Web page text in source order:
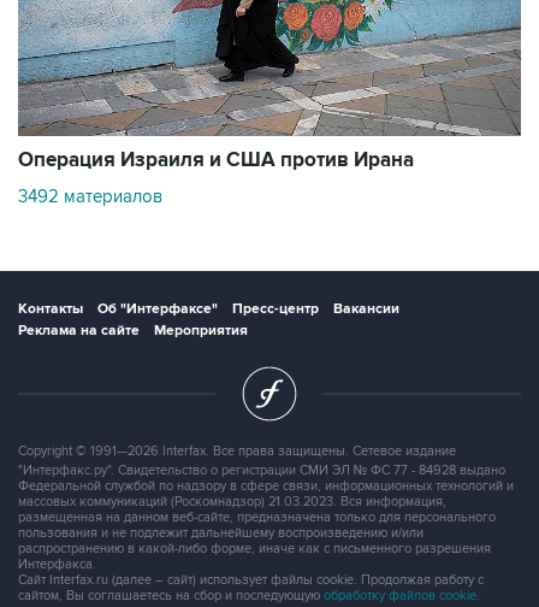
Операция Израиля и США против Ирана
3492 материалов
Контакты Об "Интерфаксе" Пресс-центр
Вакансии
Реклама на сайте
Мероприятия
Copyright © 1991—2026 Interfax. Все права защищены. Сетевое издание
"Интерфакс.ру". Свидетельство о регистрации СМИ ЭЛ № ФС 77 - 84928 выдано
Федеральной службой по надзору в сфере связи, информационных технологий и
массовых коммуникаций (Роскомнадзор) 21.03.2023. Вся информация,
размещенная на данном веб-сайте, предназначена только для персонального
пользования и не подлежит дальнейшему воспроизведению и/или
распространению в какой-либо форме, иначе как с письменного разрешения
Интерфакса.
Сайт Interfax.ru (далее – сайт) использует файлы cookie. Продолжая работу с
сайтом, Вы соглашаетесь на сбор и последующую обработку файлов cookie